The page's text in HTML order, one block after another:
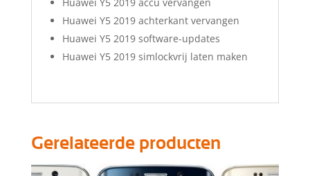
Huawei Y5 2019 achterkant vervangen
Huawei Y5 2019 software-updates
Huawei Y5 2019 simlockvrij laten maken
Gerelateerde producten